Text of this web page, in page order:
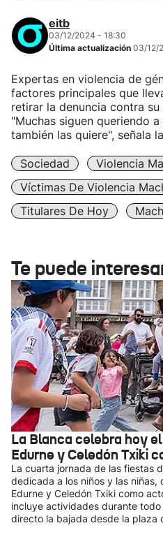
eitb
03/12/2024 - 18:30
Última actualización 03/12/
Expertas en violencia de
factores principales que
retirar la denuncia contra
"Muchas siguen queriendo
también las quiere", señala
Sociedad
Violencia
Víctimas De Violencia
Titulares De Hoy
Te puede
La Blanca celebra hoy
Edurne y Celedón Txiki
La cuarta jornada de las fiestas
dedicada a los niños y las
Edurne y Celedón Txiki como
incluye actividades durante
directo la bajada desde la plaza